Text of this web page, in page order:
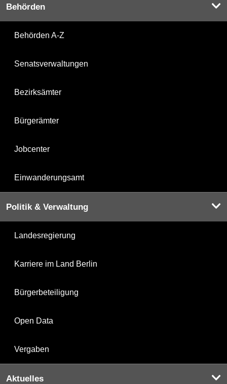
Behörden
Behörden A-Z
Senatsverwaltungen
Bezirksämter
Bürgerämter
Jobcenter
Einwanderungsamt
Politik & Verwaltung
Landesregierung
Karriere im Land Berlin
Bürgerbeteiligung
Open Data
Vergaben
Aktuelles